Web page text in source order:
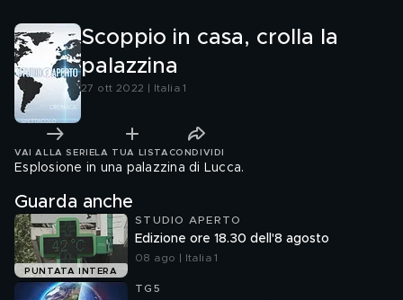
Scoppio in casa, crolla la
palazzina
27 ott 2022 | Italia 1
VAI ALLA SERIE LA TUA LISTA CONDIVIDI
Esplosione in una palazzina di Lucca.
Guarda anche
PUNTATA INTERA
STUDIO APERTO
Edizione ore 18.30 dell'8 agosto
08 ago | Italia 1
TG5